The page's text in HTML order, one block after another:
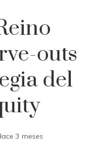
outs
del
3 meses